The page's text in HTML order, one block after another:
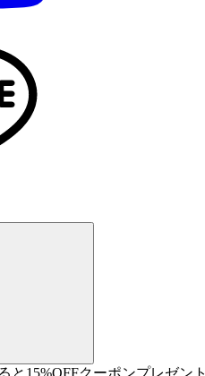
と15%OFFクーポンプレゼ